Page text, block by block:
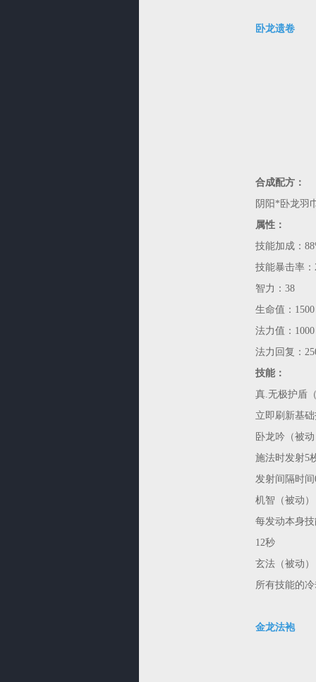
卧龙遗卷
合成配方：
阴阳*卧龙羽
属性：
技能加成：
技能暴击率：
智力：38
生命值：1500
法力值：1000
法力回复：
技能：
真.无极护盾
立即刷新基
卧龙吟（被
施法时发射5
发射间隔时间
机智（被动）
每发动本身
12秒
玄法（被动）
所有技能的
金龙法袍